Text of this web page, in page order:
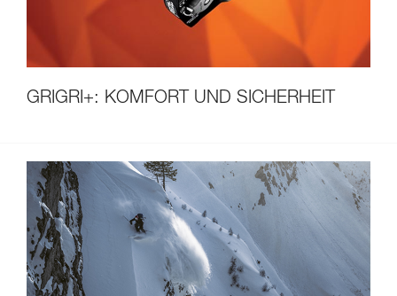
GRIGRI+: KOMFORT UND SICHERHEIT